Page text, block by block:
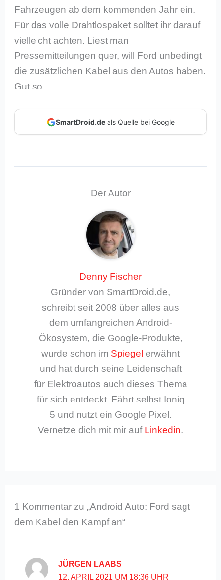
Fahrzeugen ab dem kommenden Jahr ein.
Für das volle Drahtlospaket solltet ihr darauf
vielleicht achten. Liest man
Pressemitteilungen quer, will Ford unbedingt
die zusätzlichen Kabel aus den Autos haben.
Gut so.
SmartDroid.deals Quelle bei Google
Der Autor
Denny Fischer
Gründer von SmartDroid.de,
schreibt seit 2008 über alles aus
dem umfangreichen Android-
Ökosystem, die Google-Produkte,
wurde schon im Spiegel erwähnt
und hat durch seine Leidenschaft
für Elektroautos auch dieses Thema
für sich entdeckt. Fährt selbst Ioniq
5 und nutzt ein Google Pixel.
Vernetze dich mit mir auf Linkedin.
1 Kommentar zu „Android Auto: Ford sagt
dem Kabel den Kampf an“
JÜRGEN LAABS
12. APRIL 2021 UM 18:36 UHR